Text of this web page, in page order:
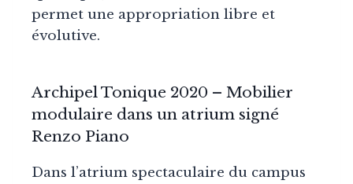
permet une appropriation libre et
évolutive.
Archipel Tonique 2020 – Mobilier
modulaire dans un atrium signé
Renzo Piano
Dans l’atrium spectaculaire du campus